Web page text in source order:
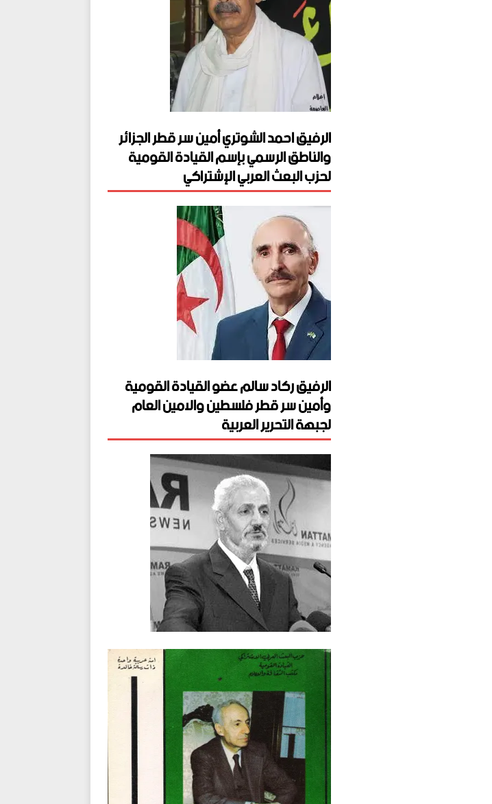
الرفيق احمد الشوتري أمين سر قطر الجزائر
والناطق الرسمي بإسم القيادة القومية
لحزب البعث العربي الإشتراكي
الرفيق ركاد سالم عضو القيادة القومية
وأمين سر قطر فلسطين والامين العام
لجبهة التحرير العربية